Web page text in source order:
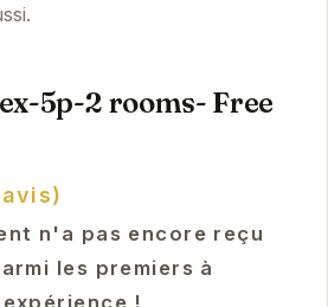
5p-2 rooms- Free
n'a pas encore reçu
les premiers à
!